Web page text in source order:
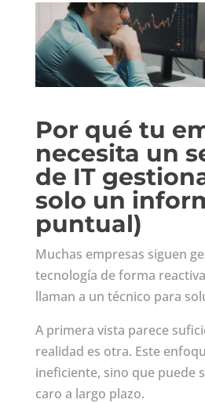
Por qué tu
necesita un
de IT
solo un
puntual)
Muchas empresas siguen
tecnología de forma
llaman a un técnico para
A primera vista parece
realidad es otra. Este
ineficiente, sino que puede
caro a largo plazo.